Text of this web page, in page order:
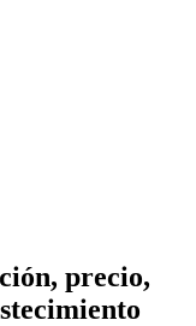
precio,